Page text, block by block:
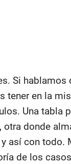
Si hablamos
tener en la
Una tabla
donde
así con todo.
de los